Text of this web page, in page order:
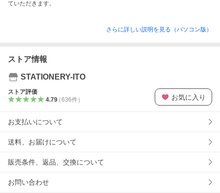
さらに詳しい説明を見る（パソコン版）
ストア情報
STATIONERY-ITO
ストア評価
4.79（636件） お気に入り
お支払いについて
送料、お届けについて
販売条件、返品、交換について
お問い合わせ